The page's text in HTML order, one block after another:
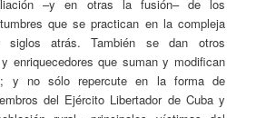
–y en otras la fusión– de los
que se practican en la compleja
siglos atrás. También se dan otros
enriquecedores que suman y modifican
y no sólo repercute en la forma de
del Ejército Libertador de Cuba y